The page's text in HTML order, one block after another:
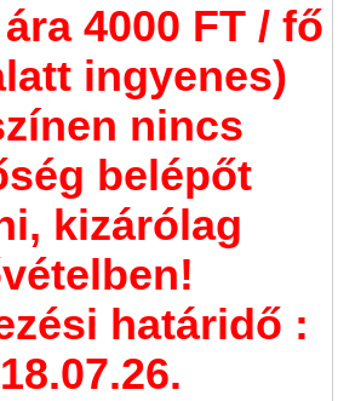
4000 FT / fő
ingyenes)
nincs
belépőt
kizárólag
határidő :